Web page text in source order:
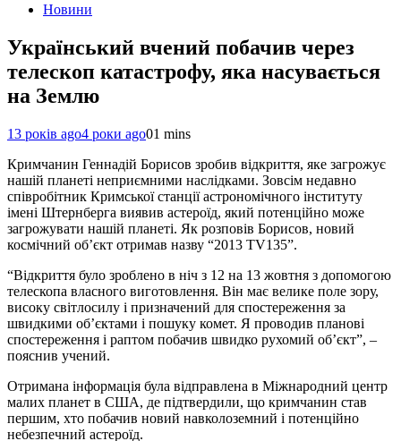
Новини
Український вчений побачив через
телескоп катастрофу, яка насувається
на Землю
13 років ago4 роки ago01 mins
Кримчанин Геннадій Борисов зробив відкриття, яке загрожує
нашій планеті неприємними наслідками. Зовсім недавно
співробітник Кримської станції астрономічного інституту
імені Штернберга виявив астероїд, який потенційно може
загрожувати нашій планеті. Як розповів Борисов, новий
космічний об’єкт отримав назву “2013 TV135”.
“Відкриття було зроблено в ніч з 12 на 13 жовтня з допомогою
телескопа власного виготовлення. Він має велике поле зору,
високу світлосилу і призначений для спостереження за
швидкими об’єктами і пошуку комет. Я проводив планові
спостереження і раптом побачив швидко рухомий об’єкт”, –
пояснив учений.
Отримана інформація була відправлена ​​в Міжнародний центр
малих планет в США, де підтвердили, що кримчанин став
першим, хто побачив новий навколоземний і потенційно
небезпечний астероїд.